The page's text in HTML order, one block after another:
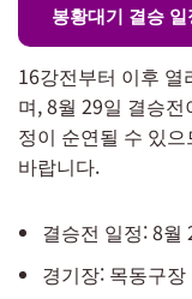
봉황대기 결승 일
16강전부터 이후
며, 8월 29일 결승
정이 순연될 수 있
바랍니다.
결승전 일정: 8월
경기장: 목동구장